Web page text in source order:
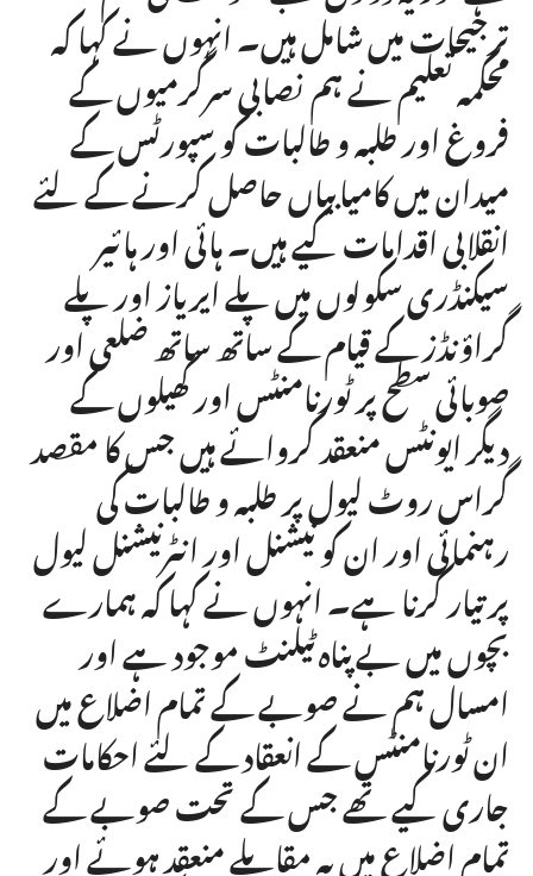
ترجیحات میں شامل ہیں۔ انہوں نے کہا کہ
محکمہ تعلیم نے ہم نصابی سرگرمیوں کے
فروغ اور طلبہ و طالبات کو سپورٹس کے
میدان میں کامیابیاں حاصل کرنے کے لئے
انقلابی اقدامات کیے ہیں۔ ہائی اور ہائیر
سیکنڈری سکولوں میں پلے ایریاز اور پلے
گراؤنڈز کے قیام کے ساتھ ساتھ ضلعی اور
صوبائی سطح پر ٹورنامنٹس اور کھیلوں کے
دیگر ایونٹس منعقد کروائے ہیں جس کا مقصد
گراس روٹ لیول پر طلبہ و طالبات کی
رہنمائی اور ان کو نیشنل اور انٹرنیشنل لیول
پر تیار کرنا ہے۔ انہوں نے کہا کہ ہمارے
بچوں میں بے پناہ ٹیلنٹ موجود ہے اور
امسال ہم نے صوبے کے تمام اضلاع میں
ان ٹورنامنٹس کے انعقاد کے لئے احکامات
جاری کیے تھے جس کے تحت صوبے کے
تمام اضلاع میں یہ مقابلے منعقد ہوئے اور